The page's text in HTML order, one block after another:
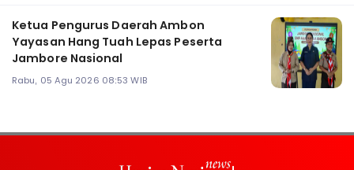
Ketua Pengurus Daerah Ambon
Yayasan Hang Tuah Lepas Peserta
Jambore Nasional
Rabu, 05 Agu 2026 08:53 WIB